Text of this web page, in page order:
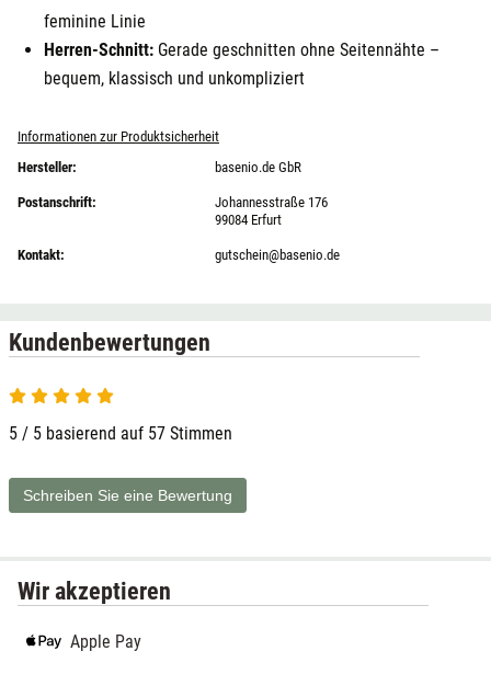
feminine Linie
Herren-Schnitt: Gerade geschnitten ohne Seitennähte –
bequem, klassisch und unkompliziert
Informationen zur Produktsicherheit
Hersteller:
basenio.de GbR
Postanschrift:
Johannesstraße 176
99084 Erfurt
Kontakt: gutschein@basenio.de
Kundenbewertungen
5 von 5
5 / 5 basierend auf 57 Stimmen
Schreiben Sie eine Bewertung
Wir akzeptieren
Apple Pay